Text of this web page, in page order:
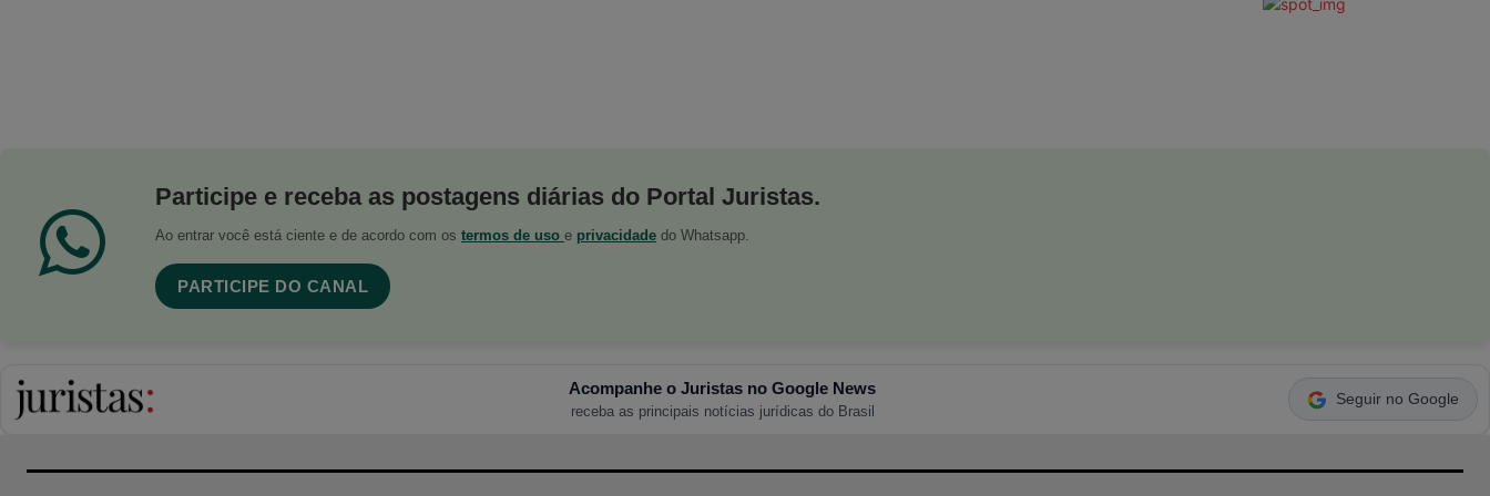
Participe e receba as postagens diárias do Portal Juristas.
Ao entrar você está ciente e de acordo com os termos de uso e privacidade do Whatsapp.
PARTICIPE DO CANAL
Acompanhe o Juristas no Google News
receba as principais notícias jurídicas do Brasil
Seguir no Google